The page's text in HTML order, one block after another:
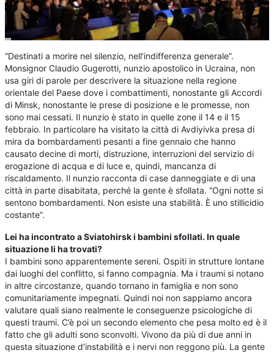
“Destinati a morire nel silenzio, nell’indifferenza generale”.
Monsignor Claudio Gugerotti, nunzio apostolico in Ucraina, non
usa giri di parole per descrivere la situazione nella regione
orientale del Paese dove i combattimenti, nonostante gli Accordi
di Minsk, nonostante le prese di posizione e le promesse, non
sono mai cessati. Il nunzio è stato in quelle zone il 14 e il 15
febbraio. In particolare ha visitato la città di Avdiyivka presa di
mira da bombardamenti pesanti a fine gennaio che hanno
causato decine di morti, distruzione, interruzioni del servizio di
erogazione di acqua e di luce e, quindi, mancanza di
riscaldamento. Il nunzio racconta di case danneggiate e di una
città in parte disabitata, perché la gente è sfollata. “Ogni notte si
sentono bombardamenti. Non esiste una stabilità. È uno stillicidio
costante”.
Lei ha incontrato a Sviatohirsk i bambini sfollati. In quale
situazione li ha trovati?
I bambini sono apparentemente sereni. Ospiti in strutture lontane
dai luoghi del conflitto, si fanno compagnia. Ma i traumi si notano
in altre circostanze, quando tornano in famiglia e non sono
comunitariamente impegnati. Quindi noi non sappiamo ancora
valutare quali siano realmente le conseguenze psicologiche di
questi traumi. C’è poi un secondo elemento che pesa molto ed è il
fatto che gli adulti sono sconvolti. Vivono da più di due anni in
questa situazione d’instabilità e i nervi non reggono più. La gente